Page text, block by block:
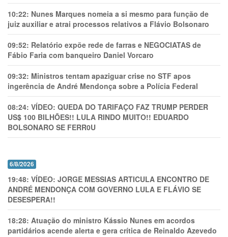
10:22: Nunes Marques nomeia a si mesmo para função de
juiz auxiliar e atrai processos relativos a Flávio Bolsonaro
09:52: Relatório expõe rede de farras e NEGOCIATAS de
Fábio Faria com banqueiro Daniel Vorcaro
09:32: Ministros tentam apaziguar crise no STF apos
ingerência de André Mendonça sobre a Polícia Federal
08:24: VÍDEO: QUEDA DO TARIFAÇO FAZ TRUMP PERDER
US$ 100 BILHÕES!! LULA RINDO MUITO!! EDUARDO
BOLSONARO SE FERR0U
6/8/2026
19:48: VÍDEO: JORGE MESSIAS ARTICULA ENCONTRO DE
ANDRÉ MENDONÇA COM GOVERNO LULA E FLÁVIO SE
DESESPERA!!
18:28: Atuação do ministro Kássio Nunes em acordos
partidários acende alerta e gera crítica de Reinaldo Azevedo